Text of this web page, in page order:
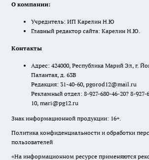
О компании:
Учредитель: ИП Карелин Н.Ю
Главный редактор сайта: Карелин Н.Ю.
Контакты
Адрес: 424000, Республика Марий Эл, г.
Палантая, д. 63В
Редакция: 31-40-60, pgorod12@mail.ru
Рекламный отдел: 8-927-680-46-20? 8-927-
10, mari@pg12.ru
Знак информационной продукции: 16+.
Политика конфиденциальности и обработки
пользователей
«На информационном ресурсе применяются